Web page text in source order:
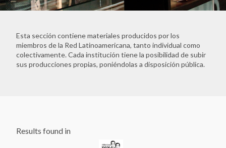
Esta sección contiene materiales producidos por los
miembros de la Red Latinoamericana, tanto individual como
colectivamente. Cada institución tiene la posibilidad de subir
sus producciones propias, poniéndolas a disposición pública.
Results found in
Archivo Provincial de la Memoria de Córdoba